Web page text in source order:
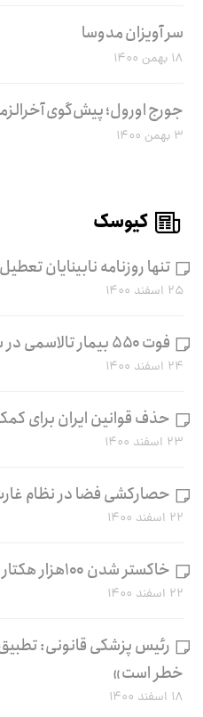
سر آویزان مدوسا
۱۸ بهمن ۱۴۰۰
جورج اورول؛ پیش‌گوی
۳ بهمن ۱۴۰۰
کیوسک
تنها روزنامه نابینایان
۲۵ اسفند ۱۴۰۰
فوت ۵۵۰ بیمار تالاسمی در سه سال اخیر
۲۴ اسفند ۱۴۰۰
حذف قوانین ایران برای
۲۳ اسفند ۱۴۰۰
حصارکشی فضا در نظام
۲۲ اسفند ۱۴۰۰
خاکستر شدن ۱۰۰هزار هکتار جنگل و مرتع طی ۵ سال
۲۲ اسفند ۱۴۰۰
رئیس پزشکی قانونی:
خطر است»
۱۸ اسفند ۱۴۰۰